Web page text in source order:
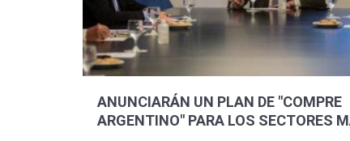
ANUNCIARÁN UN PLAN DE "COMPRE
ARGENTINO" PARA LOS SECTORES